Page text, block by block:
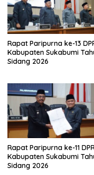
Rapat Paripurna ke-13
Kabupaten Sukabumi
Sidang 2026
Rapat Paripurna ke-11
Kabupaten Sukabumi
Sidang 2026